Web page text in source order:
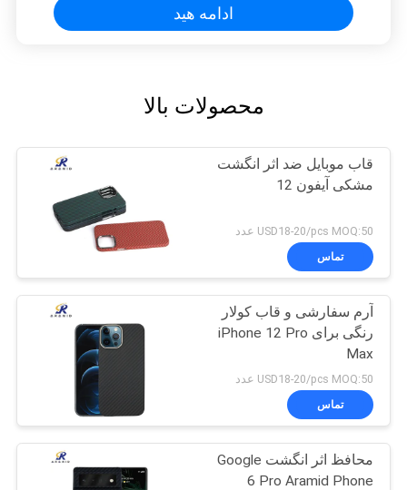
ادامه هید
محصولات بالا
قاب موبایل ضد اثر انگشت
مشکی آیفون 12
USD18-20/pcs MOQ:50 عدد
تماس
آرم سفارشی و قاب کولار
رنگی برای iPhone 12 Pro
Max
USD18-20/pcs MOQ:50 عدد
تماس
محافظ اثر انگشت Google
6 Pro Aramid Phone